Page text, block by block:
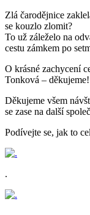
Zlá čarodějnice
se kouzlo zlomit?
To už záleželo na
cestu zámkem po
O krásné zachycení
Tonková – děkujeme!
Děkujeme všem
se zase na další
Podívejte se, jak to
.